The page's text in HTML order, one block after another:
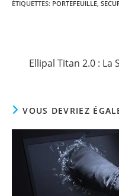
ÉTIQUETTES: PORTEFEUILLE
articlesEllipal Titan 2.0 :
VOUS DEVRIEZ